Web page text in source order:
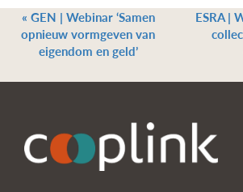
« GEN | Webinar ‘Samen
opnieuw vormgeven van
eigendom en geld’
ESRA |